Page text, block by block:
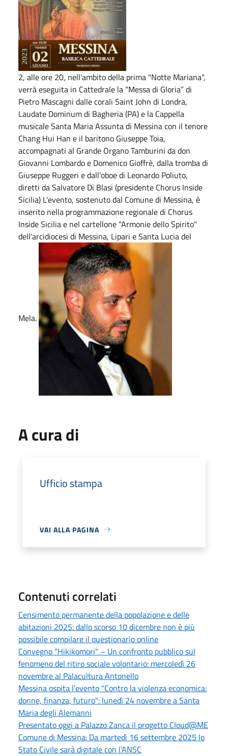
2, alle ore 20, nell'ambito della prima "Notte Mariana",
verrà eseguita in Cattedrale la “Messa di Gloria” di
Pietro Mascagni dalle corali Saint John di Londra,
Laudate Dominum di Bagheria (PA) e la Cappella
musicale Santa Maria Assunta di Messina con il tenore
Chang Hui Han e il baritono Giuseppe Toia,
accompagnati al Grande Organo Tamburini da don
Giovanni Lombardo e Domenico Gioffrè, dalla tromba di
Giuseppe Ruggeri e dall’oboe di Leonardo Poliuto,
diretti da Salvatore Di Blasi (presidente Chorus Inside
Sicilia) L'evento, sostenuto dal Comune di Messina, è
inserito nella programmazione regionale di Chorus
Inside Sicilia e nel cartellone "Armonie dello Spirito"
dell'arcidiocesi di Messina, Lipari e Santa Lucia del
Mela.
A cura di
Ufficio stampa
VAI ALLA PAGINA
Contenuti correlati
Censimento permanente della popolazione e delle
abitazioni 2025: dallo scorso 10 dicembre non è più
possibile compilare il questionario online
Convegno "Hikikomori" – Un confronto pubblico sul
fenomeno del ritiro sociale volontario: mercoledì 26
novembre al Palacultura Antonello
Messina ospita l'evento "Contro la violenza economica:
donne, finanza, futuro": lunedì 24 novembre a Santa
Maria degli Alemanni
Presentato oggi a Palazzo Zanca il progetto Cloud@ME
Comune di Messina: Da martedì 16 settembre 2025 lo
Stato Civile sarà digitale con l’ANSC